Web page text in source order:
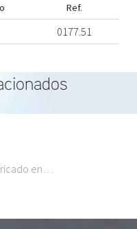
Ref.
0177.51
en…